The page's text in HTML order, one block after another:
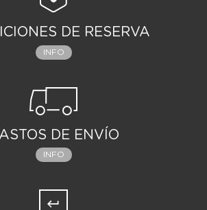
DE RESERVA
INFO
DE ENVÍO
INFO